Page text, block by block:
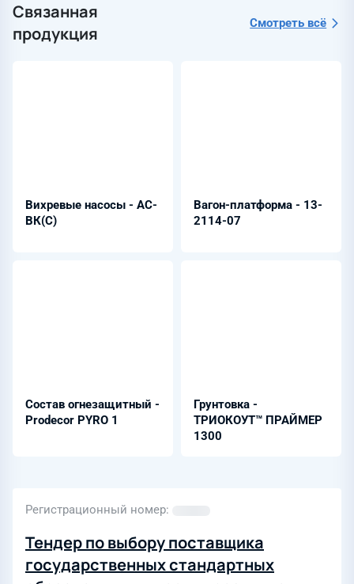
Связанная
продукция
Смотреть всё
Вихревые насосы - АС-
ВК(С)
Вагон-платформа - 13-
2114-07
Состав огнезащитный -
Prodecor PYRO 1
Грунтовка -
ТРИОКОУТ™ ПРАЙМЕР
1300
Регистрационный номер
Тендер по выбору поставщика
государственных стандартных